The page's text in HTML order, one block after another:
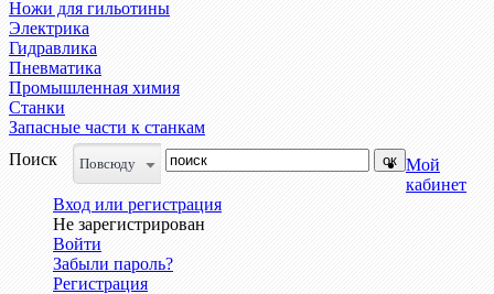
Ножи для гильотины
Электрика
Гидравлика
Пневматика
Промышленная химия
Станки
Запасные части к станкам
Поиск
Повсюду
Мой
кабинет
Вход или регистрация
Не зарегистрирован
Войти
Забыли пароль?
Регистрация